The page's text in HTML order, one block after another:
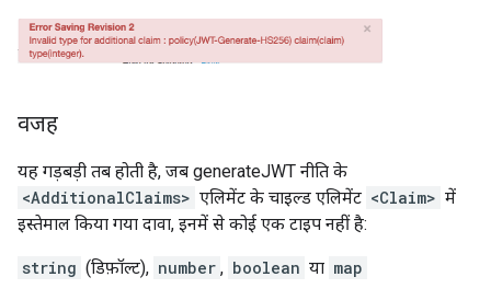
वजह
यह गड़बड़ी तब होती है, जब generateJWT नीति के
<AdditionalClaims> एलिमेंट के चाइल्ड एलिमेंट <Claim> में
इस्तेमाल किया गया दावा, इनमें से कोई एक टाइप नहीं है:
string (डिफ़ॉल्ट), number , boolean या map